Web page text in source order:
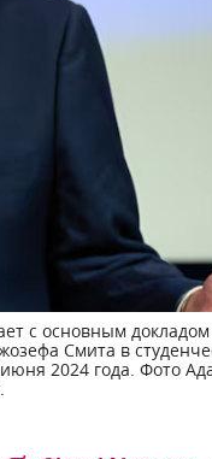
с основным
Смита в
2024 года. Фото